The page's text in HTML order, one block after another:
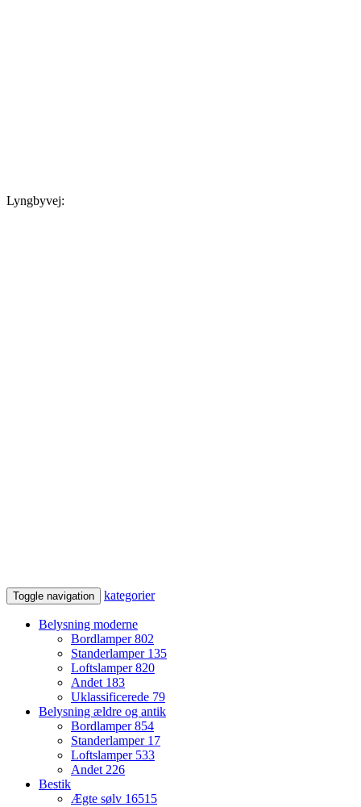
Lyngbyvej:
Toggle navigation kategorier
Belysning moderne
Bordlamper802
Standerlamper 135
Loftslamper820
Andet 183
Uklassificerede 79
Belysning ældre og antik
Bordlamper854
Standerlamper 17
Loftslamper 533
Andet226
Bestik
Ægte sølv 16515